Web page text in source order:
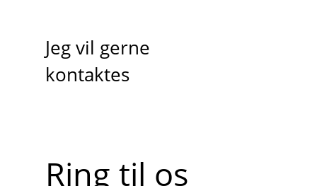
Jeg vil gerne
kontaktes
Ring til os